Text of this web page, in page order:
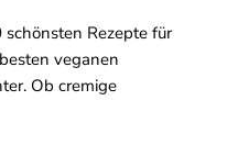
Rezepte für
veganen
Ob cremige